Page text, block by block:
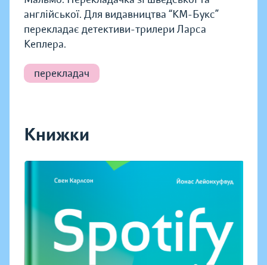
англійської. Для видавництва “КМ-Букс”
перекладає детективи-трилери Ларса
Кеплера.
перекладач
Книжки